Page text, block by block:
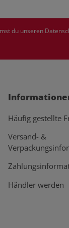
du unseren
Häufig gestellte
Versand- &
Händler werden